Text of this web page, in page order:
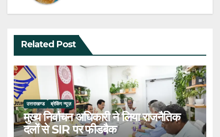
Related Post
उत्तराखण्ड ब्रेकिंग न्यूज़
मुख्य निर्वाचन अधिकारी ने लिया राजनैतिक
दलों से SIR पर फीडबैक